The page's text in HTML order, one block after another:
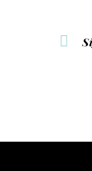
